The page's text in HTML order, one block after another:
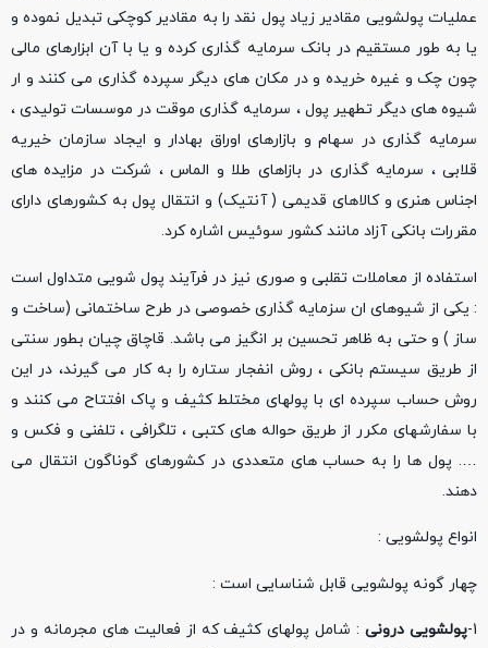
عملیات پولشویی مقادیر زیاد پول نقد را به مقادیر کوچکی تبدیل نموده و
یا به طور مستقیم در بانک سرمایه گذاری کرده و یا با آن ابزارهای مالی
چون چک و غیره خریده و در مکان های دیگر سپرده گذاری می کنند و ار
شیوه های دیگر تطهیر پول ، سرمایه گذاری موقت در موسسات تولیدی ،
سرمایه گذاری در سهام و بازارهای اوراق بهادار و ایجاد سازمان خیریه
قلابی ، سرمایه گذاری در بازاهای طلا و الماس ، شرکت در مزایده های
اجناس هنری و کالاهای قدیمی ( آنتیک) و انتقال پول به کشورهای دارای
مقررات بانکی آزاد مانند کشور سوئیس اشاره کرد.
استفاده از معاملات تقلبی و صوری نیز در فرآیند پول شویی متداول است
: یکی از شیوهای ان سزمایه گذاری خصوصی در طرح ساختمانی (ساخت و
ساز ) و حتی به ظاهر تحسین بر انگیز می باشد. قاچاق چیان بطور سنتی
از طریق سیستم بانکی ، روش انفجار ستاره را به کار می گیرند، در این
روش حساب سپرده ای با پولهای مختلط کثیف و پاک افتتاح می کنند و
با سفارشهای مکرر از طریق حواله های کتبی ، تلگرافی ، تلفنی و فکس و
…. پول ها را به حساب های متعددی در کشورهای گوناگون انتقال می
دهند.
انواع پولشویی :
چهار گونه پولشویی قابل شناسایی است :
1- پولشویی درونی: شامل پولهای کثیف که از فعالیت های مجرمانه و در